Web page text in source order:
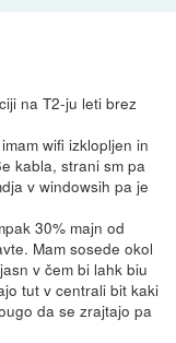
na T2-ju leti brez
wifi izklopljen in
kabla, strani sm pa
v windowsih pa je
30% majn od
Mam sosede okol
v čem bi lahk biu
tut v centrali bit kaki
da se zrajtajo pa